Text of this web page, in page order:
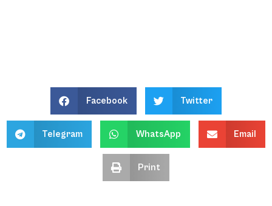
Facebook Twitter
Telegram WhatsApp Email
Print